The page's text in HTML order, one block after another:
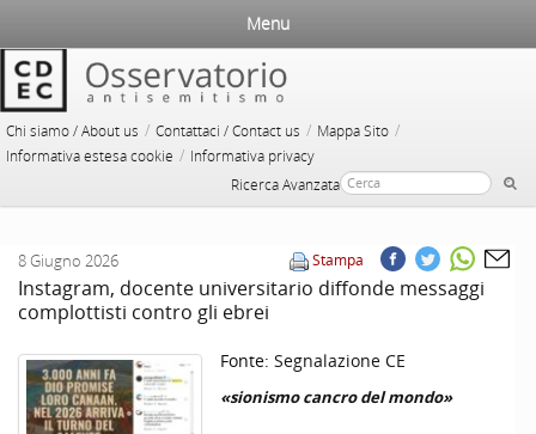
Chi siamo / About us / Contattaci / Contact us / Mappa Sito /
Informativa estesa cookie / Informativa privacy
Ricerca Avanzata
Menu
Stampa
8 Giugno 2026
Instagram, docente universitario diffonde messaggi
complottisti contro gli ebrei
Fonte: Segnalazione CE
«sionismo cancro del mondo»